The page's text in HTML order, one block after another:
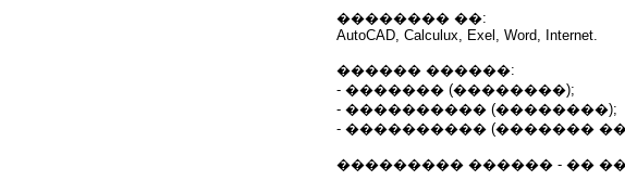
�������� ��:
AutoCAD, Calculux, Exel, Word, Internet.
������ ������:
- ������� (��������);
- ���������� (��������);
- ���������� (�������
��������� ������ - ��